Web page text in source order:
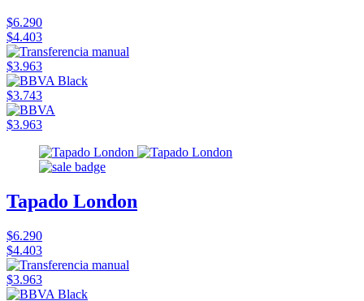
$6.290
$4.403
$3.963
$3.743
$3.963
Tapado London
$6.290
$4.403
$3.963